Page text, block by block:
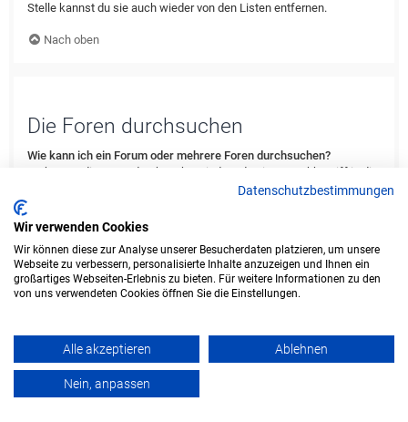
Stelle kannst du sie auch wieder von den Listen entfernen.
Nach oben
Die Foren durchsuchen
Wie kann ich ein Forum oder mehrere Foren durchsuchen?
Du kannst die Foren durchsuchen, indem du einen Suchbegriff in die
Suchbox eingibst, die du in der Foren-Übersicht, der Foren- oder
indem du den „Erweiterte Suche“-Link anklickst, der von jeder Seite
Nach oben
zu viele gängige Wörter, welche von phpBB nicht indiziert werden.
Stelle eine spezifischere Anfrage und benutze die Optionen, die dir
die erweiterte Suche bietet. Außerdem ist es natürlich auch möglich,
dass dein(e) Suchbegriff(e) hier nirgends im Forum verwendet
Datenschutzbestimmungen
Wir verwenden Cookies
Wir können diese zur Analyse unserer Besucherdaten platzieren, um unsere
Webseite zu verbessern, personalisierte Inhalte anzuzeigen und Ihnen ein
großartiges Webseiten-Erlebnis zu bieten. Für weitere Informationen zu den
von uns verwendeten Cookies öffnen Sie die Einstellungen.
Alle akzeptieren Ablehnen
Nein, anpassen